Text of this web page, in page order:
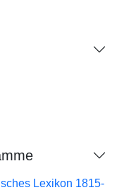
Lexikon 1815-